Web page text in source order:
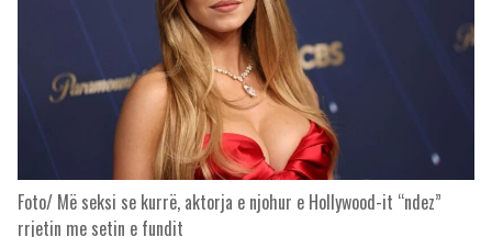
Foto/ Më seksi se kurrë, aktorja e njohur e Hollywood-it “ndez”
rrjetin me setin e fundit